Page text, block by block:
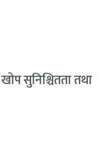
सुनिश्चितता तथा